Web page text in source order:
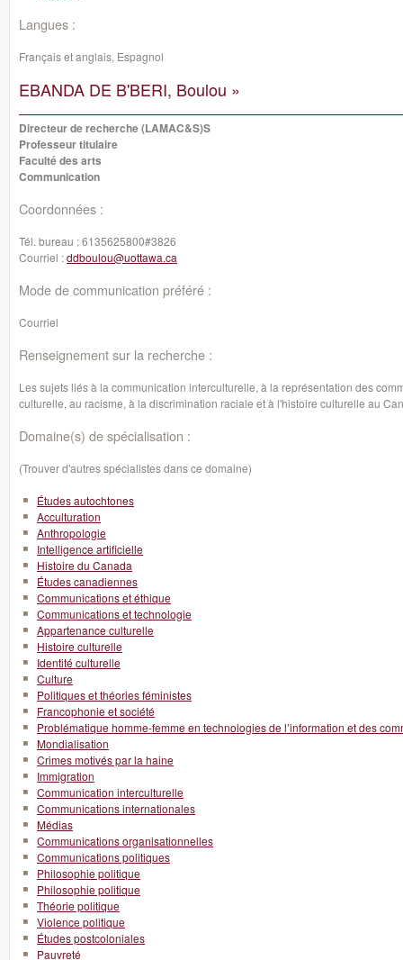
Langues :
Français et anglais, Espagnol
EBANDA DE B'BERI, Boulou »
Directeur de recherche (LAMAC&S)S
Professeur titulaire
Faculté des arts
Communication
Coordonnées :
Tél. bureau :6135625800#3826
Courriel :ddboulou@uottawa.ca
Mode de communication préféré :
Courriel
Renseignement sur la recherche :
Les sujets liés à la communication interculturelle, à la représentation des
culturelle, au racisme, à la discrimination raciale et à l'histoire culturelle au
Domaine(s) de spécialisation :
(Trouver d'autres spécialistes dans ce domaine)
Études autochtones
Acculturation
Anthropologie
Intelligence artificielle
Histoire du Canada
Études canadiennes
Communications et éthique
Communications et technologie
Appartenance culturelle
Histoire culturelle
Identité culturelle
Culture
Politiques et théories féministes
Francophonie et société
Problématique homme-femme en technologies de l’information et des
Mondialisation
Crimes motivés par la haine
Immigration
Communication interculturelle
Communications internationales
Médias
Communications organisationnelles
Communications politiques
Philosophie politique
Philosophie politique
Théorie politique
Violence politique
Études postcoloniales
Pauvreté